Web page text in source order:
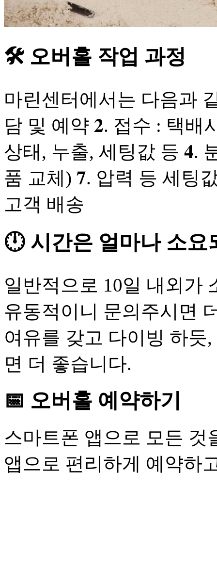
🛠️ 오버홀 작업 과정
마린센터에서는 다음과
담 및 예약 𝟐. 접수 : 택배
상태, 누출, 세팅값 등 𝟒.
품 교체) 𝟕. 압력 등 세팅
고객 배송
🕛 시간은 얼마나 소요
일반적으로 10일 내외가
유동적이니 문의주시면
여유를 갖고 다이빙 하듯
면 더 좋습니다.
📅 오버홀 예약하기
스마트폰 앱으로 모든 것
앱으로 편리하게 예약하